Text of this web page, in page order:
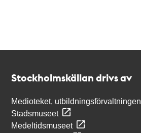
Stockholmskällan drivs av
Medioteket, utbildningsförvaltningen
Stadsmuseet
Medeltidsmuseet